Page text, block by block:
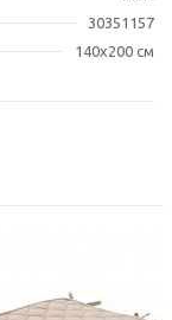
30351157
140x200 см